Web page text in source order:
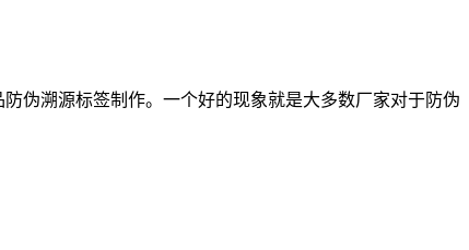
伪溯源标签制作。一个好的现象就是大多数厂家对于防伪